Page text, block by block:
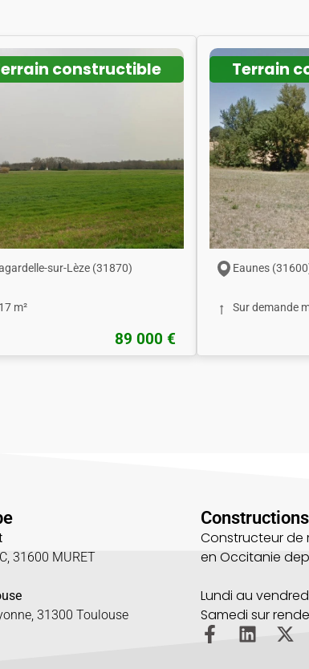
constructible
sur-Lèze (31870)
m²
89 000 €
Terrain
Eaunes
Sur demande
31600 MURET
31300 Toulouse
Constructeur de
en Occitanie
Lundi au
Samedi sur